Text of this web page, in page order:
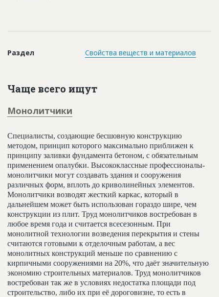
Раздел Свойства веществ и материалов
Чаще всего ищут
Монолитчики
Специалисты, создающие бесшовную конструкцию
методом, принцип которого максимально приближен к
принципу заливки фундамента бетоном, с обязательным
применением опалубки. Высококлассные профессионалы-
монолитчики могут создавать здания и сооружения
различных форм, вплоть до криволинейных элементов.
Монолитчики возводят жесткий каркас, который в
дальнейшем может быть использован гораздо шире, чем
конструкции из плит. Труд монолитчиков востребован в
любое время года и считается всесезонным. При
монолитной технологии возведения перекрытия и стены
считаются готовыми к отделочным работам, а вес
монолитных конструкций меньше по сравнению с
кирпичными сооружениями на 20%, что даёт значительную
экономию строительных материалов. Труд монолитчиков
востребован так же в условиях недостатка площади под
строительство, либо их при её дороговизне, то есть в